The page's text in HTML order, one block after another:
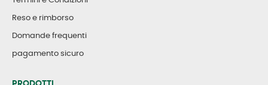
Reso e rimborso
Domande frequenti
pagamento sicuro